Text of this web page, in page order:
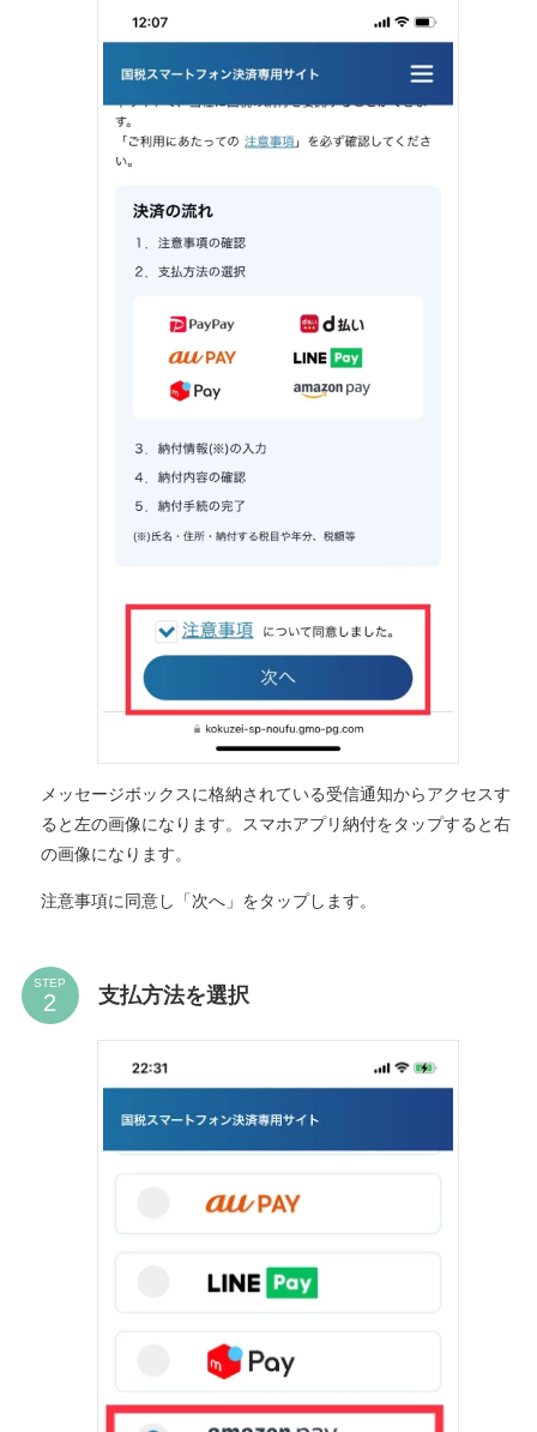
メッセージボックスに格納されている受信通知からアクセスす
ると左の画像になります。スマホアプリ納付をタップすると右
の画像になります。
注意事項に同意し「次へ」をタップします。
STEP
支払方法を選択